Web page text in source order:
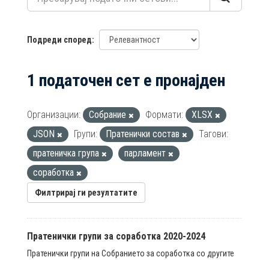
Подреди според
1 податочен сет е пронајден
Организации: Собрание Формати:
XLSX
JSON
Групи: Пратенички состав
Тагови:
пратеничка група
парламент
соработка
Филтрирај ги резултатите
Пратенички групи за соработка 2020-2024
Пратенички групи на Собранието за соработка со другите